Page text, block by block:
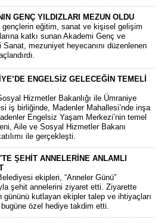
GENÇ YILDIZLARI MEZUN OLDU
gençlerin eğitim, sanat ve kişisel gelişim
katkı sunan Akademi Genç ve
Sanat, mezuniyet heyecanını düzenlenen
ENGELSİZ GELECEĞİN TEMELİ
Hizmetler Bakanlığı ile Ümraniye
iş birliğinde, Madenler Mahallesi’nde inşa
Engelsiz Yaşam Merkezi’nin temel
Aile ve Sosyal Hizmetler Bakanı
ile gerçekleşti.
ŞEHİT ANNELERİNE ANLAMLI
ekipleri, “Anneler Günü”
şehit annelerini ziyaret etti. Ziyarette
gününü kutlayan ekipler talep ve ihtiyaçları
bugüne özel hediye takdim etti.